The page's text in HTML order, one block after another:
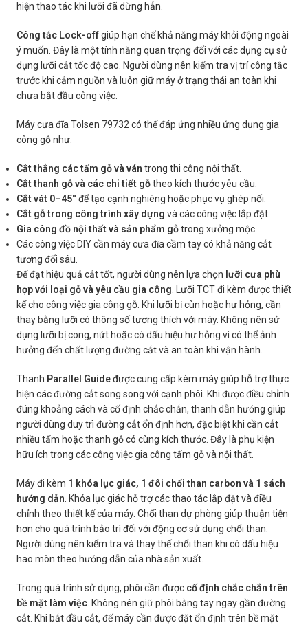
hiện thao tác khi lưỡi đã dừng hẳn.
Công tắc Lock-offgiúp hạn chế khả năng máy khởi động ngoài
ý muốn. Đây là một tính năng quan trọng đối với các dụng cụ sử
dụng lưỡi cắt tốc độ cao. Người dùng nên kiểm tra vị trí công tắc
trước khi cắm nguồn và luôn giữ máy ở trạng thái an toàn khi
chưa bắt đầu công việc.
Máy cưa đĩa Tolsen 79732 có thể đáp ứng nhiều ứng dụng gia
công gỗ như:
Cắt thẳng các tấm gỗ và ván trong thi công nội thất.
Cắt thanh gỗ và các chi tiết gỗtheo kích thước yêu cầu.
Cắt vát 0–45° để tạo cạnh nghiêng hoặc phục vụ ghép nối.
Cắt gỗ trong công trình xây dựng và các công việc lắp đặt.
Gia công đồ nội thất và sản phẩm gỗtrong xưởng mộc.
Các công việc DIY cần máy cưa đĩa cầm tay có khả năng cắt
tương đối sâu.
Để đạt hiệu quả cắt tốt, người dùng nên lựa chọn lưỡi cưa phù
hợp với loại gỗ và yêu cầu gia công . Lưỡi TCT đi kèm được thiết
kế cho công việc gia công gỗ. Khi lưỡi bị cùn hoặc hư hỏng, cần
thay bằng lưỡi có thông số tương thích với máy. Không nên sử
dụng lưỡi bị cong, nứt hoặc có dấu hiệu hư hỏng vì có thể ảnh
hưởng đến chất lượng đường cắt và an toàn khi vận hành.
Thanh Parallel Guideđược cung cấp kèm máy giúp hỗ trợ thực
hiện các đường cắt song song với cạnh phôi. Khi được điều chỉnh
đúng khoảng cách và cố định chắc chắn, thanh dẫn hướng giúp
người dùng duy trì đường cắt ổn định hơn, đặc biệt khi cần cắt
nhiều tấm hoặc thanh gỗ có cùng kích thước. Đây là phụ kiện
hữu ích trong các công việc gia công tấm gỗ và nội thất.
Máy đi kèm 1 khóa lục giác, 1 đôi chổi than carbon và 1 sách
hướng dẫn . Khóa lục giác hỗ trợ các thao tác lắp đặt và điều
chỉnh theo thiết kế của máy. Chổi than dự phòng giúp thuận tiện
hơn cho quá trình bảo trì đối với động cơ sử dụng chổi than.
Người dùng nên kiểm tra và thay thế chổi than khi có dấu hiệu
hao mòn theo hướng dẫn của nhà sản xuất.
Trong quá trình sử dụng, phôi cần được cố định chắc chắn trên
bề mặt làm việc . Không nên giữ phôi bằng tay ngay gần đường
cắt. Khi bắt đầu cắt, đế máy cần được đặt ổn định trên bề mặt